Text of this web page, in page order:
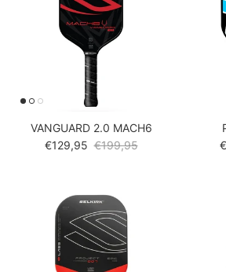
VANGUARD 2.0 MACH6
Verkoopprijs
€129,95 Reguliere prijs
€199,95